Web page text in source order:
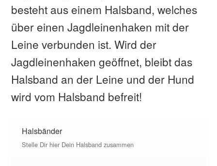
Mein Konto
Shop
Versandarten
Warenkorb
Zahlungsarten
besteht aus einem Halsband, welches
über einen Jagdleinenhaken mit der
Leine verbunden ist. Wird der
Jagdleinenhaken geöffnet, bleibt das
Halsband an der Leine und der Hund
wird vom Halsband befreit!
Halsbänder
Stelle Dir hier Dein Halsband zusammen